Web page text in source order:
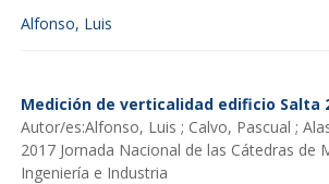
Alfonso, Luis
Medición de verticalidad edificio Salta
Autor/es:Alfonso, Luis ; Calvo, Pascual ;
2017 Jornada Nacional de las Cátedras de
Ingeniería e Industria